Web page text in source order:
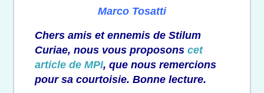
Marco Tosatti
Chers amis et ennemis de Stilum
Curiae, nous vous proposons cet
article de MPI, que nous remercions
pour sa courtoisie. Bonne lecture.